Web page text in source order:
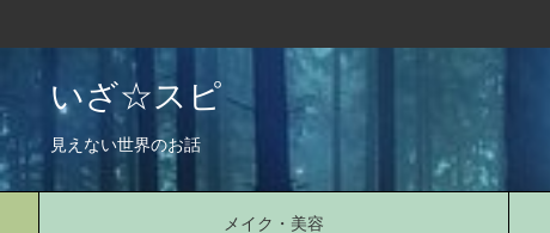
いざ☆スピ
見えない世界のお話
メイク・美容